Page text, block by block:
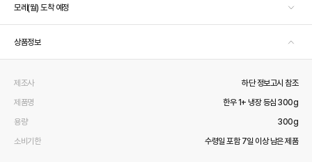
모레(월) 도착 예정
상품정보
제조사
하단 정보고시 참조
제품명
한우 1+ 냉장 등심 300g
용량
300g
소비기한
수령일 포함 7일 이상 남은 제품